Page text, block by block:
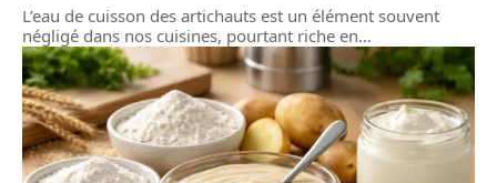
L’eau de cuisson des artichauts est un élément souvent
négligé dans nos cuisines, pourtant riche en…